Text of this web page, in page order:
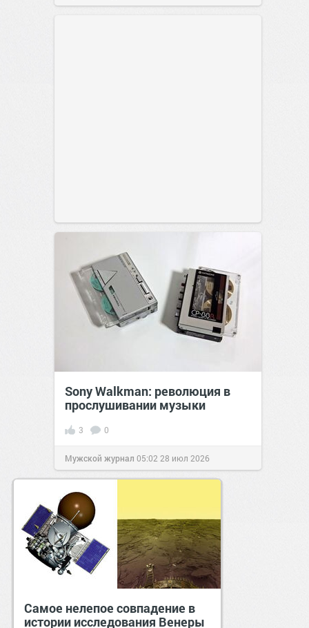
Sony Walkman: революция в
прослушивании музыки
3 0
Мужской журнал 05:02 28 июл 2026
Шестиколёсный кабриолет на
Как правильно укоротить болт
Никто не знает зачем
Самое нелепое совпадение в
истории исследования Венеры